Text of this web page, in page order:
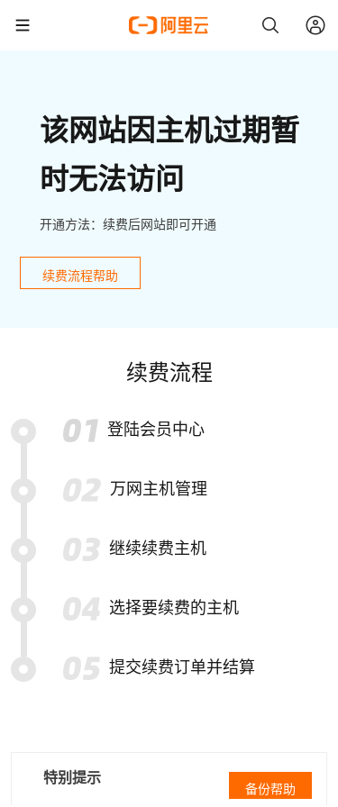
该网站因主机过期暂
时无法访问
开通方法：续费后网站即可开通
续费流程帮助
续费流程
登陆会员中心
万网主机管理
继续续费主机
选择要续费的主机
提交续费订单并结算
特别提示
备份帮助